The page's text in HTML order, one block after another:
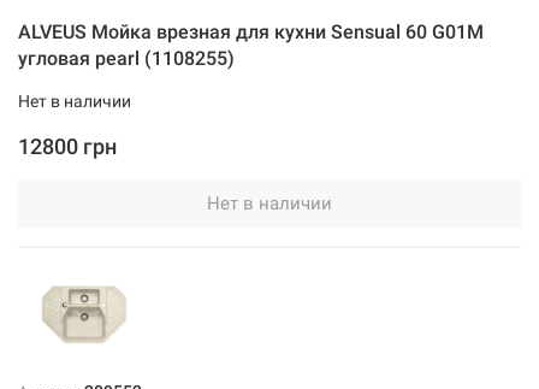
ALVEUS Мойка врезная для кухни Sensual 60 G01M
угловая pearl (1108255)
Нет в наличии
12800 грн
Нет в наличии